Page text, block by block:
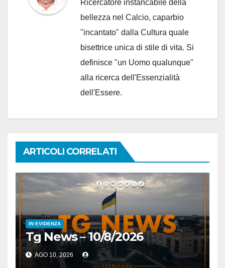
Ricercatore instancabile della
bellezza nel Calcio, caparbio
"incantato" dalla Cultura quale
bisettrice unica di stile di vita. Si
definisce "un Uomo qualunque"
alla ricerca dell'Essenzialità
dell'Essere.
ARTICOLI CORRELATI
IN EVIDENZA
Tg News – 10/8/2026
AGO 10, 2026